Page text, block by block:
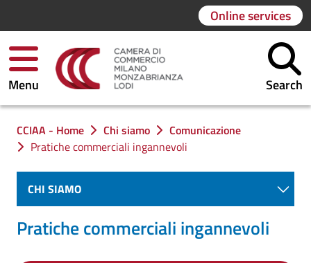
Online services
Menu Search
You are in:
CCIAA - Home Chi siamo
Comunicazione
Pratiche commerciali ingannevoli
CHI SIAMO
Pratiche commerciali ingannevoli